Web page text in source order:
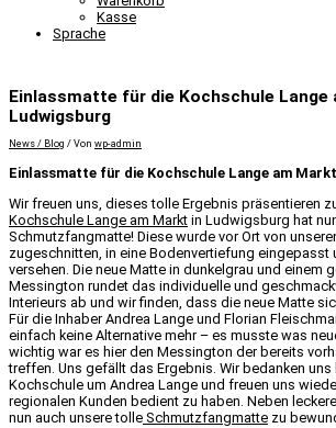
Kasse
Sprache
Einlassmatte für die Kochschule Lange
Ludwigsburg
News / Blog / Von wp-admin
Einlassmatte für die Kochschule Lange am
Wir freuen uns, dieses tolle Ergebnis präsentieren
Kochschule Lange am Markt in Ludwigsburg hat
Schmutzfangmatte! Diese wurde vor Ort von
zugeschnitten, in eine Bodenvertiefung eingepasst
versehen. Die neue Matte in dunkelgrau und einem
Messington rundet das individuelle und
Interieurs ab und wir finden, dass die neue Matte
Für die Inhaber Andrea Lange und Florian
einfach keine Alternative mehr – es musste was
wichtig war es hier den Messington der bereits
treffen. Uns gefällt das Ergebnis. Wir bedanken uns
Kochschule um Andrea Lange und freuen uns
regionalen Kunden bedient zu haben. Neben
nun auch unsere tolle Schmutzfangmatte zu